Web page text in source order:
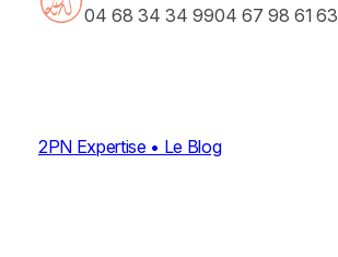
04 68 34 34 9904 67 98 61 63
2PN Expertise • Le Blog